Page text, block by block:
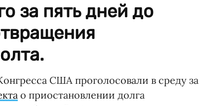
за пять дней до
США проголосовали в среду за
о приостановлении долга